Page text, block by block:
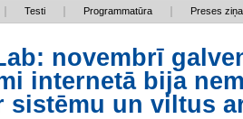
Testi Programmatūra Preses
novembrī
internetā bija
sistēmu un viltus